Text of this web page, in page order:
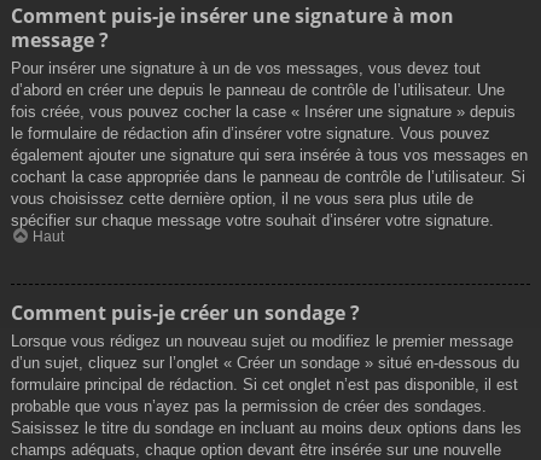
Comment puis-je insérer une signature à mon
message ?
Pour insérer une signature à un de vos messages, vous devez tout
d’abord en créer une depuis le panneau de contrôle de l’utilisateur. Une
fois créée, vous pouvez cocher la case « Insérer une signature » depuis
le formulaire de rédaction afin d’insérer votre signature. Vous pouvez
également ajouter une signature qui sera insérée à tous vos messages en
cochant la case appropriée dans le panneau de contrôle de l’utilisateur. Si
vous choisissez cette dernière option, il ne vous sera plus utile de
spécifier sur chaque message votre souhait d’insérer votre signature.
Haut
Comment puis-je créer un sondage ?
Lorsque vous rédigez un nouveau sujet ou modifiez le premier message
d’un sujet, cliquez sur l’onglet « Créer un sondage » situé en-dessous du
formulaire principal de rédaction. Si cet onglet n’est pas disponible, il est
probable que vous n’ayez pas la permission de créer des sondages.
Saisissez le titre du sondage en incluant au moins deux options dans les
champs adéquats, chaque option devant être insérée sur une nouvelle